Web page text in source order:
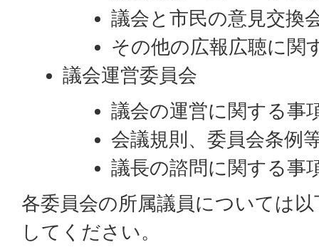
議会と市民の意見交換
その他の広報広聴に関
議会運営委員会
議会の運営に関する事
会議規則、委員会条例
議長の諮問に関する事
各委員会の所属議員については
してください。